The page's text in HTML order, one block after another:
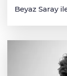
Beyaz Saray